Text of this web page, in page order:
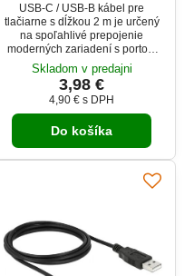
USB-C / USB-B kábel pre
tlačiarne s dĺžkou 2 m je určený
na spoľahlivé prepojenie
moderných zariadení s portom
USB-C s tlačiarňami a
kancelárskou technikou USB-B.
Pletený kábel zvyšuje odolnosť
voči zalomeniu a opotrebeniu.
Pozlátené konektory
zabezpečujú stabilný kontakt a
čistý prenos dát. Ideálne riešenie
pre pokoj pri práci bez výpadkov.
Skladom v predajni
3,98 €
4,90 € s DPH
Do košíka